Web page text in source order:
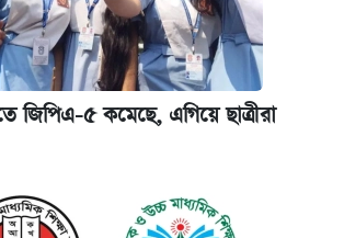
কর্মকাণ্ড: ঢাবির কয়েকজন শিক্ষকের
চার সদস্য নিয়োগ
জিপিএ-৫ কমেছে, এগিয়ে ছাত্রীরা